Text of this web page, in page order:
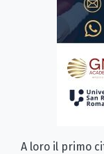
A loro il primo